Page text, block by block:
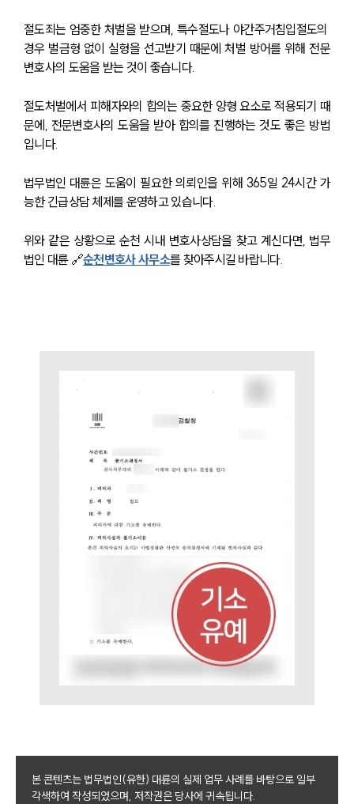
대륜의 강점
오시는 길
글로벌 파트너 로펌
통합검색
AI대륜
업무사례
사례분석/최신동향
법률지식인
고객후기
구성원 소개
법률상담전문변호사
소식/자료
공지사항
법률 블로그
법률서식
뉴스레터/브로슈어
세미나
대륜법률상담예약
대륜법률상담예약
절도죄는 엄중한 처벌을 받으며, 특수절도나 야간주거침입절도의
경우 벌금형 없이 실형을 선고받기 때문에 처벌 방어를 위해 전문
변호사의 도움을 받는 것이 좋습니다.
절도처벌에서 피해자와의 합의는 중요한 양형 요소로 적용되기 때
문에, 전문변호사의 도움을 받아 합의를 진행하는 것도 좋은 방법
입니다.
법무법인 대륜은 도움이 필요한 의뢰인을 위해 365일 24시간 가
능한 긴급상담 체제를 운영하고 있습니다.
위와 같은 상황으로 순천 시내 변호사상담을 찾고 계신다면, 법무
법인 대륜 🔗순천변호사 사무소를 찾아주시길 바랍니다.
본 콘텐츠는 법무법인(유한) 대륜의 실제 업무 사례를 바탕으로 일부
각색하여 작성되었으며, 저작권은 당사에 귀속됩니다.